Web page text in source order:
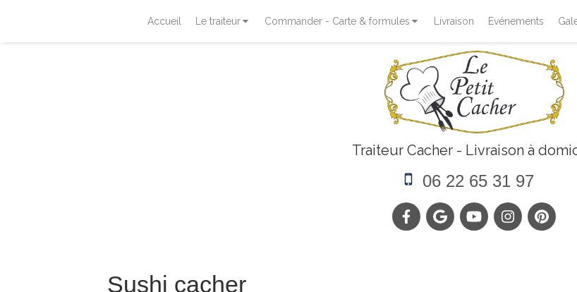
Accueil Le traiteur Commander - Carte & formules Livraison Evénements
Traiteur Cacher - Livraison à
06 22 65 31 97
Sushi cacher